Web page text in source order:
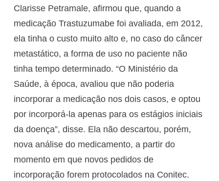
Clarisse Petramale, afirmou que, quando a
medicação Trastuzumabe foi avaliada, em 2012,
ela tinha o custo muito alto e, no caso do câncer
metastático, a forma de uso no paciente não
tinha tempo determinado. “O Ministério da
Saúde, à época, avaliou que não poderia
incorporar a medicação nos dois casos, e optou
por incorporá-la apenas para os estágios iniciais
da doença”, disse. Ela não descartou, porém,
nova análise do medicamento, a partir do
momento em que novos pedidos de
incorporação forem protocolados na Conitec.